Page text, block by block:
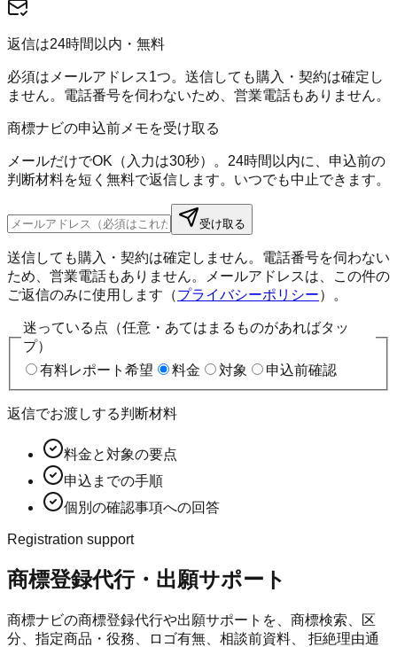
返信は24時間以内・無料
必須はメールアドレス1つ。送信しても購入・契約は確定し
ません。電話番号を伺わないため、営業電話もありません。
商標ナビの申込前メモを受け取る
メールだけでOK（入力は30秒）。24時間以内に、申込前の
判断材料を短く無料で返信します。いつでも中止できます。
受け取る
送信しても購入・契約は確定しません。電話番号を伺わない
ため、営業電話もありません。メールアドレスは、この件の
ご返信のみに使用します（プライバシーポリシー）。
迷っている点（任意・あてはまるものがあればタッ
プ）
有料レポート希望
料金 対象 申込前確認
返信でお渡しする判断材料
料金と対象の要点
申込までの手順
個別の確認事項への回答
Registration support
商標登録代行・出願サポート
商標ナビの商標登録代行や出願サポートを、商標検索、区
分、指定商品・役務、ロゴ有無、相談前資料、 拒絶理由通